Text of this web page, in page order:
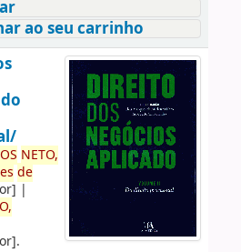
ao seu carrinho
NETO,
de
|
.